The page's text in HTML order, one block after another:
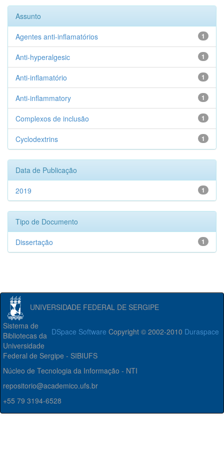
Assunto
1
Agentes anti-inflamatórios
1
Anti-hyperalgesic
1
Anti-inflamatório
1
Anti-inflammatory
1
Complexos de inclusão
1
Cyclodextrins
Data de Publicação
1
2019
Tipo de Documento
1
Dissertação
UNIVERSIDADE FEDERAL DE SERGIPE
DSpace Software Copyright © 2002-2010 Duraspace
Sistema de
Bibliotecas da
Universidade
Federal de Sergipe - SIBIUFS
Núcleo de Tecnologia da Informação - NTI
repositorio@academico.ufs.br
+55 79 3194-6528